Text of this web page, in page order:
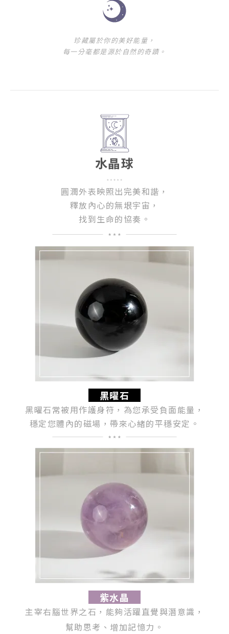
珍藏屬於你的美好能量，
每一分毫都是源於自然的奇蹟。
水晶球
圓潤外表映照出完美和諧，
釋放內心的無垠宇宙，
找到生命的協奏。
黑曜石
黑曜石常被用作護身符，為您承受負面能量，
穩定您體內的磁場，帶來心緒的平穩安定。
紫水晶
主宰右腦世界之石，能夠活躍直覺與潛意識，
幫助思考、增加記憶力。